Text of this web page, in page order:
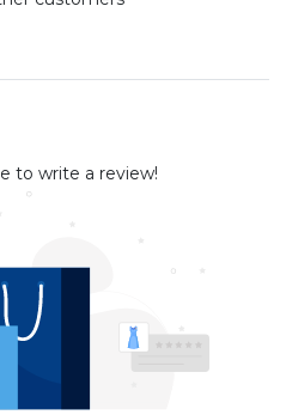
to write a review!